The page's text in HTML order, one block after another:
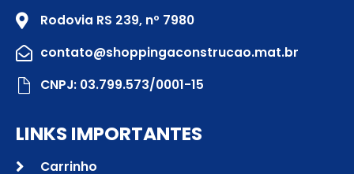
Rodovia RS 239, nº 7980
contato@shoppingaconstrucao.mat.br
CNPJ: 03.799.573/0001-15
LINKS IMPORTANTES
Carrinho